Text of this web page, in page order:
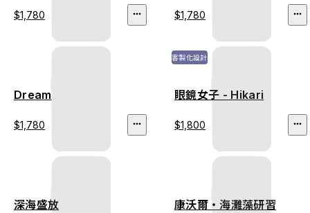
$1,780 $1,780
Dream
$1,780
客製化設計
眼鏡女子 - Hikari
$1,800
深海盛放 康沃爾・海灘藻研習